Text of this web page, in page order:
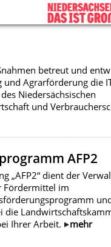
betreut und
und Agrarförderung die
Niedersächsischen
und
AFP2
„AFP2“ dient der
Fördermittel im
die
Ihrer Arbeit.
mehr